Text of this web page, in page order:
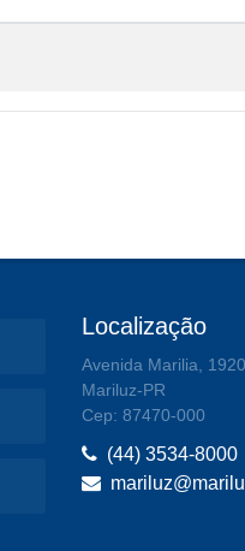
Localização
Avenida Marilia,
Mariluz-PR
Cep: 87470-000
(44) 3534-8000